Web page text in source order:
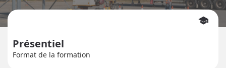
Présentiel
Format de la formation
school